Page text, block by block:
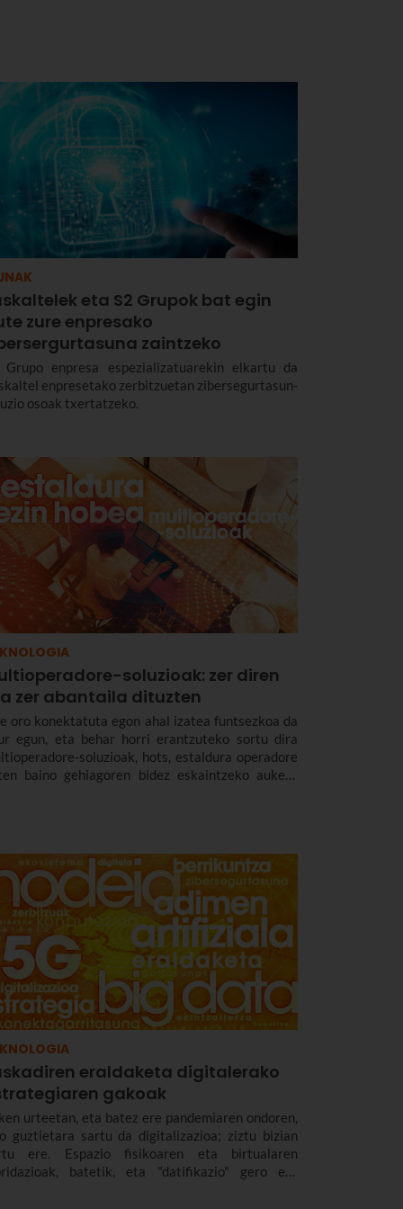
eta S2 Grupok bat egin
zure enpresako
zaintzeko
Grupo enpresa espezializatuarekin elkartu da
enpresetako zerbitzuetan zibersegurtasun-
osoak txertatzeko.
soluzioak: zer diren
zer abantaila dituzten
oro konektatuta egon ahal izatea funtsezkoa da
egun, eta behar horri erantzuteko sortu dira
soluzioak, hots, estaldura operadore
baino gehiagoren bidez eskaintzeko aukera
erabiltzaileentzat nahiz enpresentzat.
eraldaketa digitalerako
gakoak
urteetan, eta batez ere pandemiaren ondoren,
guztietara sartu da digitalizazioa; ziztu bizian
ere. Espazio fisikoaren eta birtualaren
batetik, eta "datifikazio" gero eta